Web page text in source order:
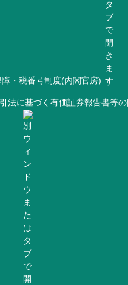
・税番号制度(内閣官房)
法に基づく有価証券報告書等